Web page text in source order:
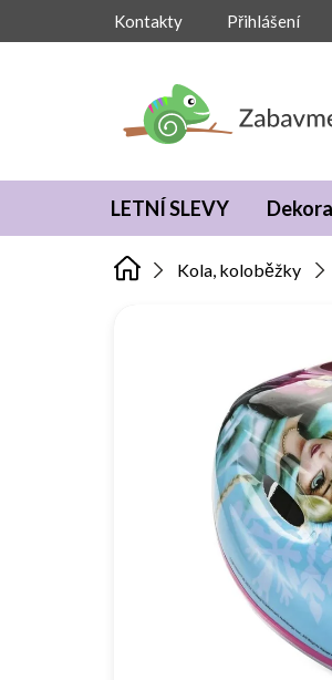
Kontakty Přihlášení
LETNÍ SLEVY
Kola, koloběžky